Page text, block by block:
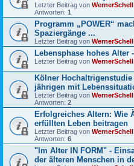
Letzter Beitrag von WernerSchell
Antworten: 1
Programm „POWER“
Spaziergänge ...
Letzter Beitrag von WernerSchell
Lebensphase hohes Alter
Letzter Beitrag von WernerSchell
Kölner Hochaltrigenstudie
jährigen mit
Letzter Beitrag von WernerSchell
Antworten: 2
Erfolgreiches Altern: Wie
erfüllten Leben beitragen
Letzter Beitrag von WernerSchell
Antworten: 6
"Im Alter IN FORM" -
der älteren Menschen in